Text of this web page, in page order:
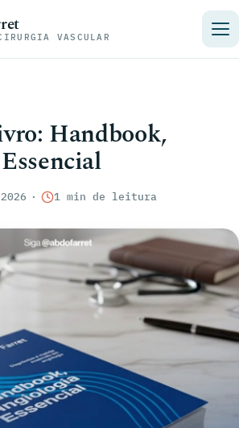
VASCULAR
Handbook,
· 1 min de leitura